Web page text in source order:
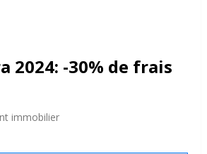
2024: -30% de frais
immobilier